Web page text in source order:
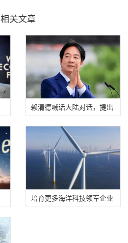
相关文章
赖清德喊话大陆对话，提出
两岸有三大共
培育更多海洋科技领军企业